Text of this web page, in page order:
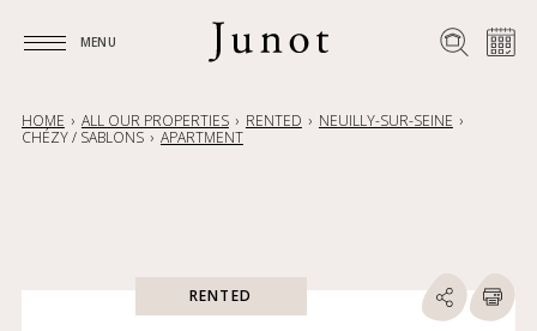
MENU
HOME ALL OUR PROPERTIES RENTED
NEUILLY-SUR-SEINE
CHÉZY / SABLONS
APARTMENT
RENTED